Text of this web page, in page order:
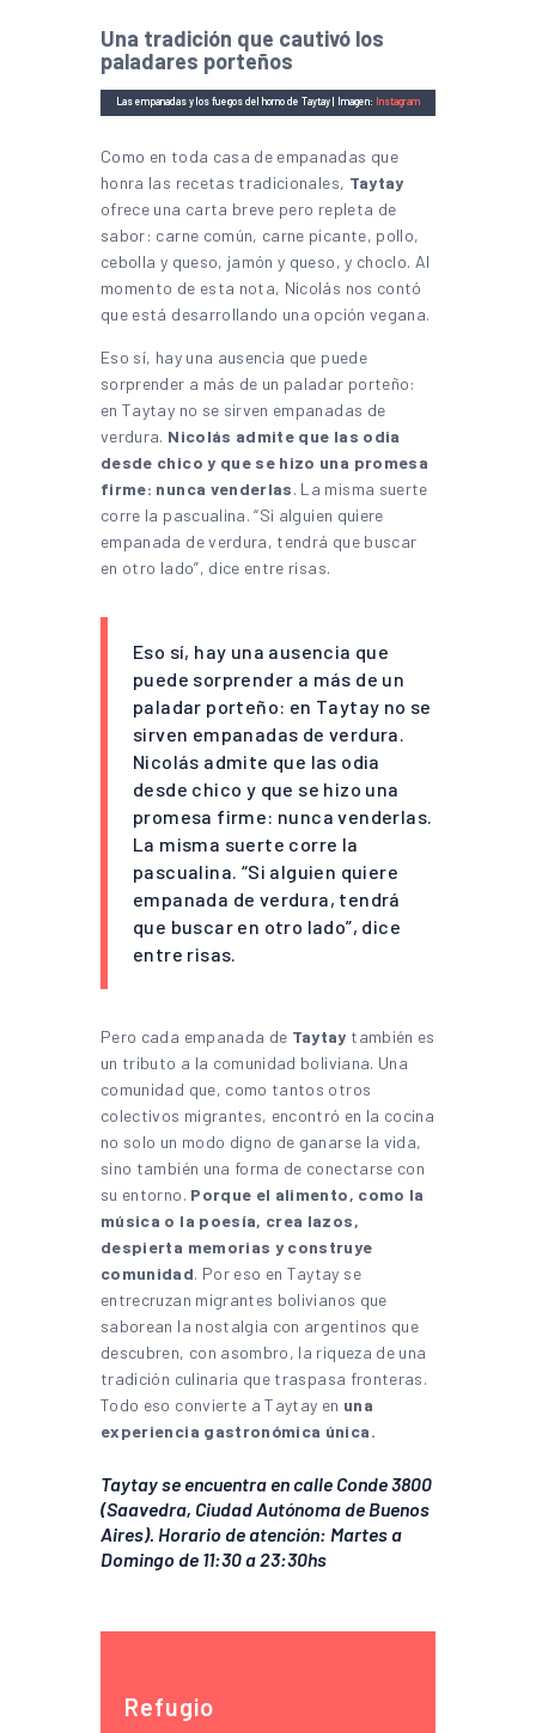
Una tradición que cautivó los
paladares porteños
Las empanadas y los fuegos del horno de Taytay | Imagen: Instagram
Como en toda casa de empanadas que
honra las recetas tradicionales, Taytay
ofrece una carta breve pero repleta de
sabor: carne común, carne picante, pollo,
cebolla y queso, jamón y queso, y choclo. Al
momento de esta nota, Nicolás nos contó
que está desarrollando una opción vegana.
Eso sí, hay una ausencia que puede
sorprender a más de un paladar porteño:
en Taytay no se sirven empanadas de
verdura. Nicolás admite que las odia
desde chico y que se hizo una promesa
firme: nunca venderlas. La misma suerte
corre la pascualina. “Si alguien quiere
empanada de verdura, tendrá que buscar
en otro lado”, dice entre risas.
Eso sí, hay una ausencia que
puede sorprender a más de un
paladar porteño: en Taytay no se
sirven empanadas de verdura.
Nicolás admite que las odia
desde chico y que se hizo una
promesa firme: nunca venderlas.
La misma suerte corre la
pascualina. “Si alguien quiere
empanada de verdura, tendrá
que buscar en otro lado”, dice
entre risas.
Pero cada empanada de Taytay también es
un tributo a la comunidad boliviana. Una
comunidad que, como tantos otros
colectivos migrantes, encontró en la cocina
no solo un modo digno de ganarse la vida,
sino también una forma de conectarse con
su entorno. Porque el alimento, como la
música o la poesía, crea lazos,
despierta memorias y construye
comunidad. Por eso en Taytay se
entrecruzan migrantes bolivianos que
saborean la nostalgia con argentinos que
descubren, con asombro, la riqueza de una
tradición culinaria que traspasa fronteras.
Todo eso convierte a Taytay en una
experiencia gastronómica única.
Taytay se encuentra en calle Conde 3800
(Saavedra, Ciudad Autónoma de Buenos
Aires). Horario de atención: Martes a
Domingo de 11:30 a 23:30hs
Refugio